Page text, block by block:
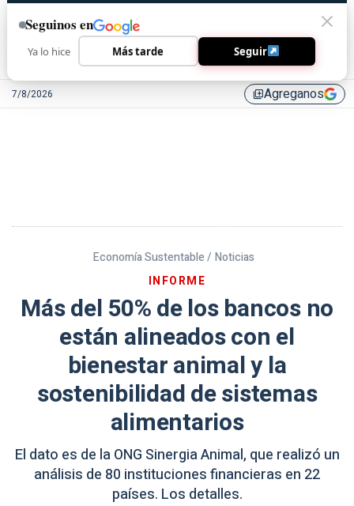
7/8/2026 library_addAgreganos
Economía Sustentable / Noticias
INFORME
Más del 50% de los bancos no
están alineados con el
bienestar animal y la
sostenibilidad de sistemas
alimentarios
El dato es de la ONG Sinergia Animal, que realizó un
análisis de 80 instituciones financieras en 22
países. Los detalles.
Seguinos en
Ya lo hice Más tarde Seguir